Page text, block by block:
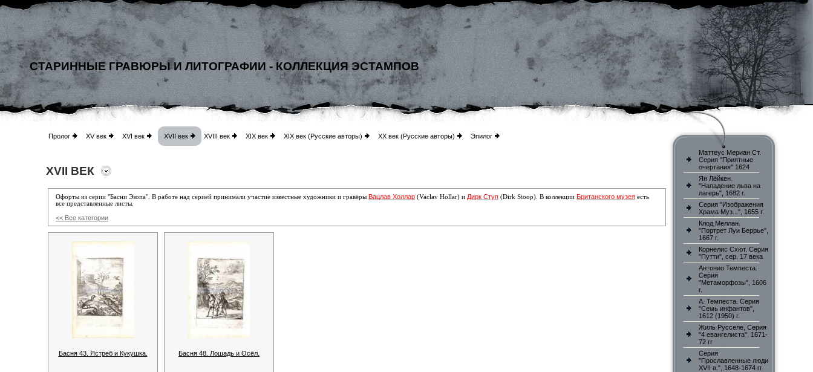
СТАРИННЫЕ ГРАВЮРЫ И ЛИТОГРАФИИ - КОЛЛЕКЦИЯ ЭСТАМПОВ
Пролог XV век XVI век XVII век XVIII век XIX век XIX век (Русские авторы) XX век (Русские авторы) Эпилог
XVII ВЕК
Офорты из серии "Басни Эзопа". В работе над серией принимали участие известные художники и гравёры Вацлав Холлар (Vaclav Hollar) и Дирк Ступ (Dirk Stoop). В коллекции Британского музея есть
все представленные листы.
<< Все категории
Басня 43. Ястреб и Кукушка. Басня 48. Лошадь и Осёл.
Маттеус Мериан Ст.
Серия "Приятные
очертания" 1624
Ян Лёйкен.
"Нападение льва на
лагерь", 1682 г.
Серия "Изображения
Храма Муз...", 1655 г.
Клод Меллан.
"Портрет Луи Беррье",
1667 г.
Корнелис Схют. Серия
"Путти", сер. 17 века
Антонио Темпеста.
Серия
"Метаморфозы", 1606
г.
А. Темпеста. Серия
"Семь инфантов",
1612 (1950) г.
Жиль Русселе, Серия
"4 евангелиста", 1671-
72 гг
Серия
"Прославленные люди
XVII в.", 1648-1674 гг